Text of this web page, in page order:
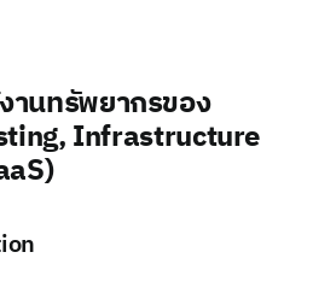
านทรัพยากรของ
Infrastructure